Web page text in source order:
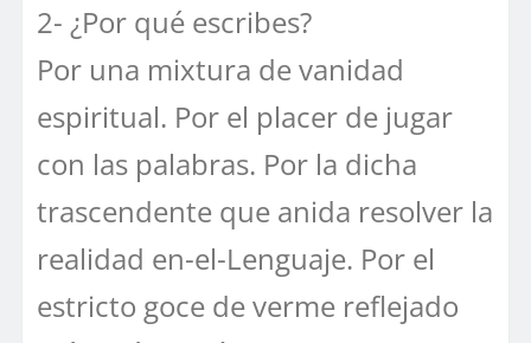
2- ¿Por qué escribes?
Por una mixtura de vanidad
espiritual. Por el placer de jugar
con las palabras. Por la dicha
trascendente que anida resolver la
realidad en-el-Lenguaje. Por el
estricto goce de verme reflejado